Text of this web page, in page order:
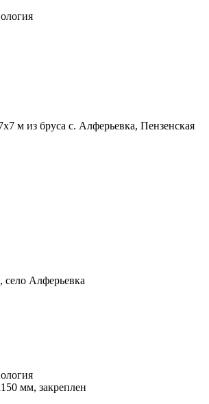
м из бруса с. Алферьевка, Пензенская
село Алферьевка
мм, закреплен